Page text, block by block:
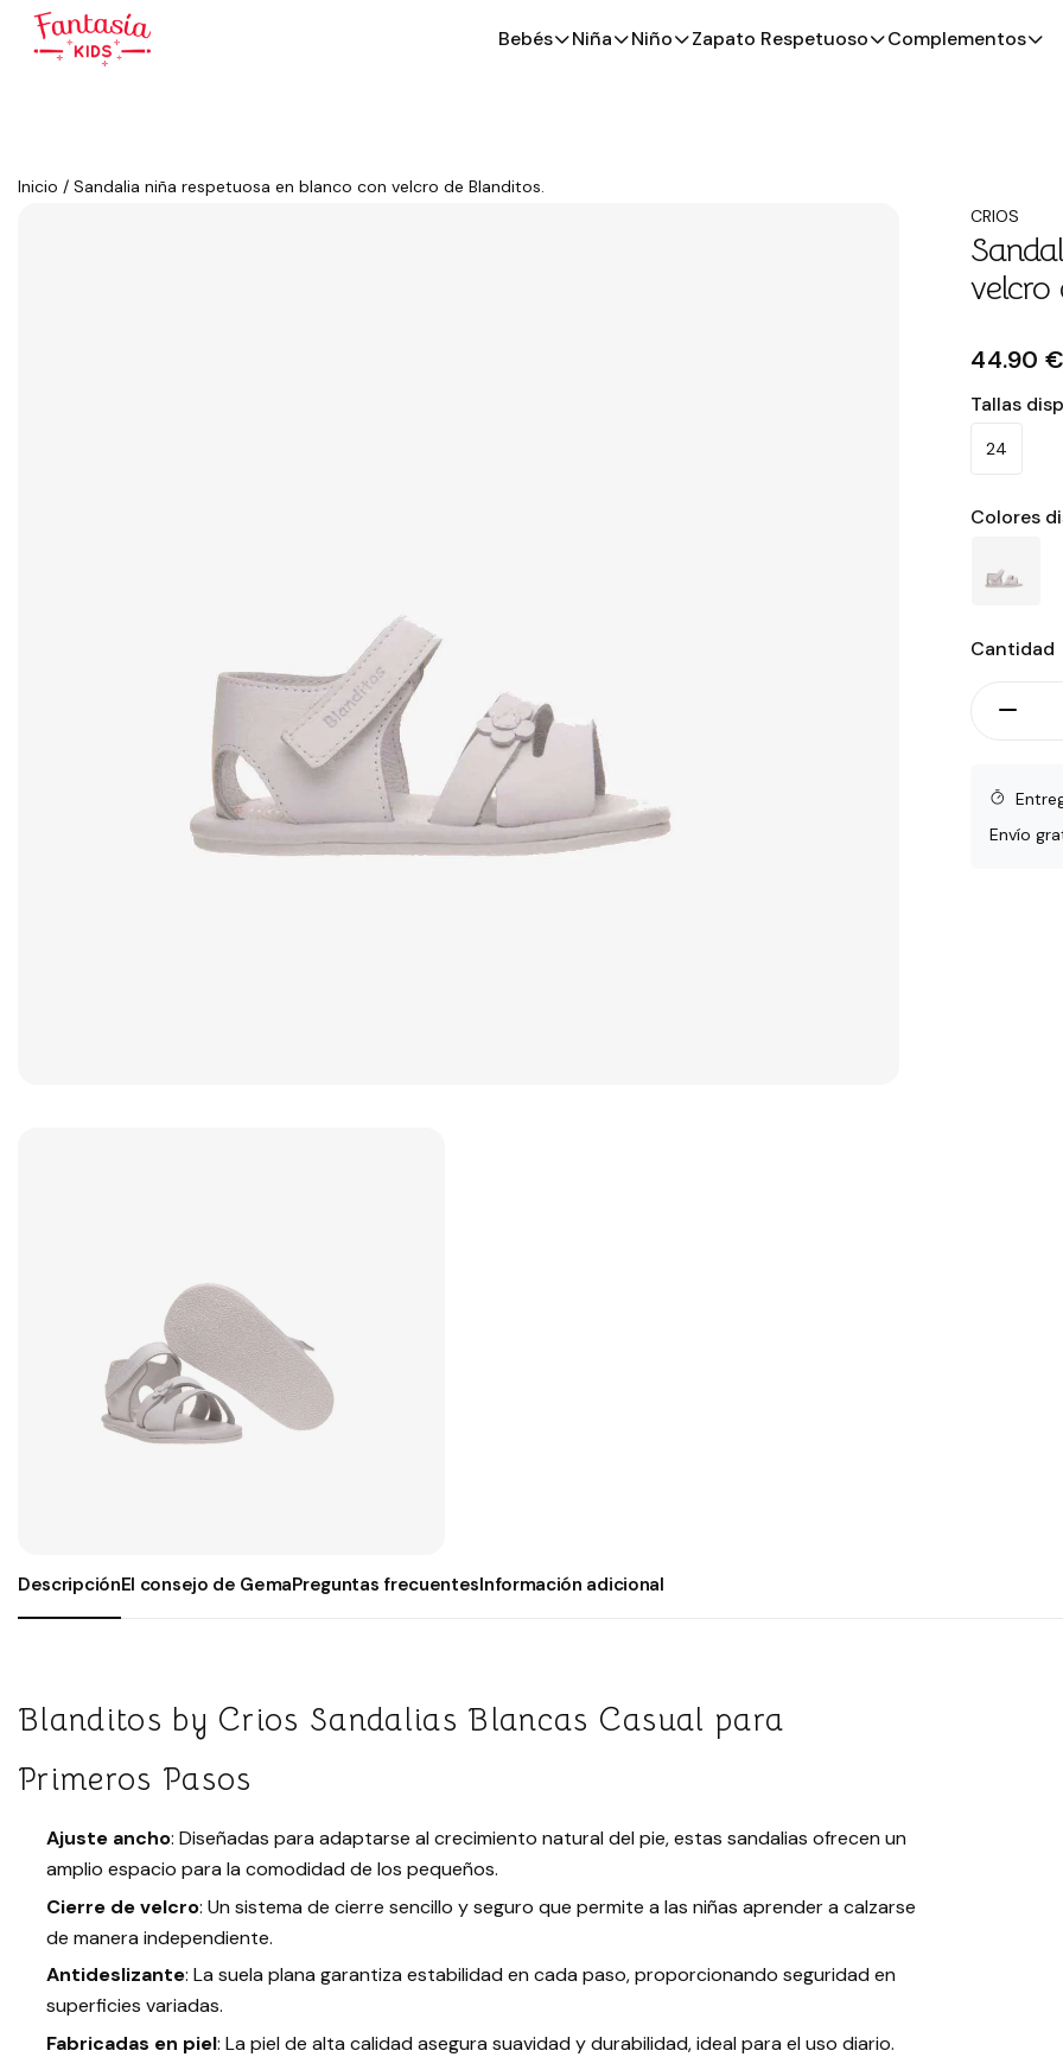
Bebés Niña Niño Zapato Respetuoso Complementos
Inicio / Sandalia niña respetuosa en blanco con velcro de Blanditos.
CRIOS
velcro
44.90 €
Tallas
24
Colores
Cantidad
Envío
DescripciónEl consejo de GemaPreguntas frecuentesInformación adicional
Blanditos by Crios Sandalias Blancas Casual para
Primeros Pasos
Ajuste ancho: Diseñadas para adaptarse al crecimiento natural del pie, estas sandalias ofrecen un
amplio espacio para la comodidad de los pequeños.
Cierre de velcro: Un sistema de cierre sencillo y seguro que permite a las niñas aprender a calzarse
de manera independiente.
Antideslizante: La suela plana garantiza estabilidad en cada paso, proporcionando seguridad en
superficies variadas.
Fabricadas en piel: La piel de alta calidad asegura suavidad y durabilidad, ideal para el uso diario.